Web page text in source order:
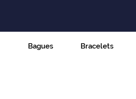
Bagues Bracelets